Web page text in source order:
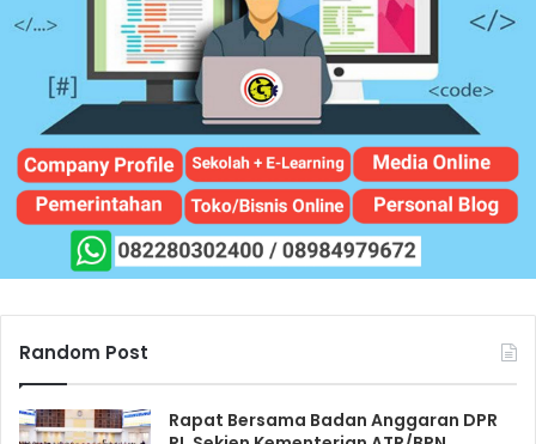
Random Post
Rapat Bersama Badan Anggaran DPR